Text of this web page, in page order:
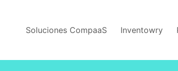
Soluciones CompaaS Inventowry